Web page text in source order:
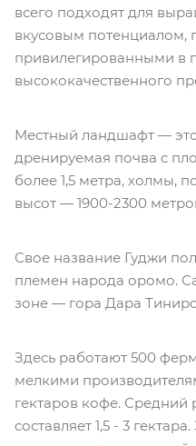
всего подходят для
вкусовым потенциалом,
привилегированными в
высококачественного
Местный ландшафт —
дренируемая почва с
более 1,5 метра, холмы,
высот — 1900-2300
Свое название Гуджи
племен народа оромо.
зоне — гора Дара
Здесь работают 500
мелкими
гектаров кофе.
составляет 1,5 - 3